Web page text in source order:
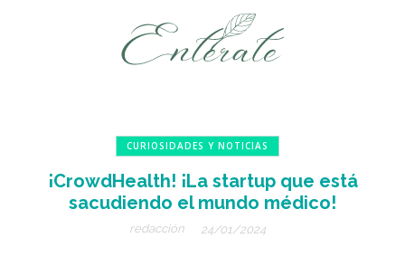
CURIOSIDADES Y NOTICIAS
¡CrowdHealth! ¡La startup que está
sacudiendo el mundo médico!
redacción 24/01/2024